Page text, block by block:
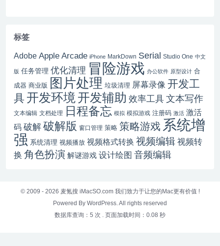
标签
Adobe Apple Arcade iPhone MarkDown Serial Studio One 中文
版 任务管理 优化清理 冒险游戏 办公软件 原型设计 合
成器 商业版 图片处理 垃圾清理 屏幕录像 开发工
具 开发环境开发辅助 效率工具 文本写作
文本编辑 文档处理 日程备忘 模拟 模拟游戏 注册码 激活 激活
码 破解破解版 窗口管理 策略 策略游戏 系统增
强 系统清理 视频播放 视频格式转换 视频编辑 视频转
换 角色扮演 解谜游戏 设计绘图 音频编辑
© 2009 - 2026 麦氪搜 iMacSO.com 我们致力于让您的Mac更有价值 !
Powered By WordPress. All rights reserved
数据库查询：5 次 . 页面加载时间：0.08 秒